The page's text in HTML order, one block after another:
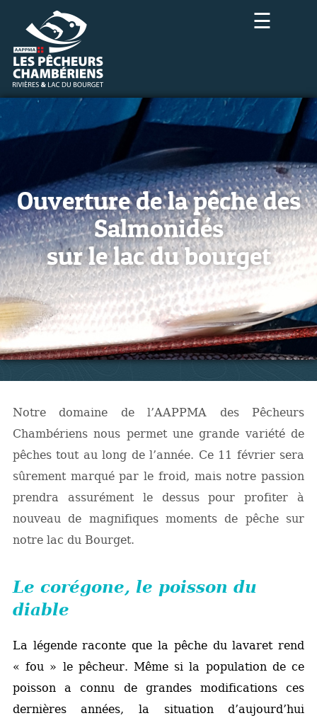
☰
Ouverture de la pêche des
Salmonidés
sur le lac du bourget
Notre domaine de l’AAPPMA des Pêcheurs
Chambériens nous permet une grande variété de
pêches tout au long de l’année. Ce 11 février sera
sûrement marqué par le froid, mais notre passion
prendra assurément le dessus pour profiter à
nouveau de magnifiques moments de pêche sur
notre lac du Bourget.
Le corégone, le poisson du
diable
La légende raconte que la pêche du lavaret rend
« fou » le pêcheur. Même si la population de ce
poisson a connu de grandes modifications ces
dernières années, la situation d’aujourd’hui